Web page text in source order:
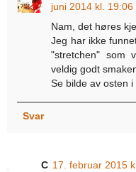
juni 2014 kl. 19:06
Nam, det høres
Jeg har ikke
"stretchen" som
veldig godt
Se bilde av osten i
Svar
C 17. februar 2015